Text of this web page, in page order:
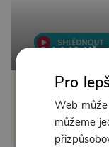
Od 149 Kč
Pro
Web
můžeme